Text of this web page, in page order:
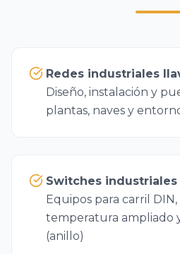
Redes industriales
Diseño, instalación y
plantas, naves y
Switches
Equipos para carril
temperatura ampliado
(anillo)